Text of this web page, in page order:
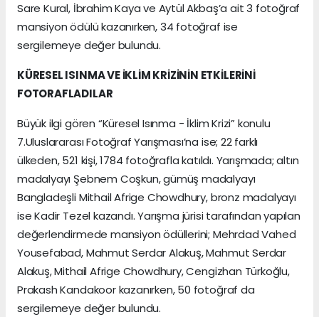
Sare Kural, İbrahim Kaya ve Aytül Akbaş’a ait 3 fotoğraf
mansiyon ödülü kazanırken, 34 fotoğraf ise
sergilemeye değer bulundu.
KÜRESEL ISINMA VE İKLİM KRİZİNİN ETKİLERİNİ
FOTORAFLADILAR
Büyük ilgi gören “Küresel Isınma - İklim Krizi” konulu
7.Uluslararası Fotoğraf Yarışması’na ise; 22 farklı
ülkeden, 521 kişi, 1784 fotoğrafla katıldı. Yarışmada; altın
madalyayı Şebnem Coşkun, gümüş madalyayı
Bangladeşli Mithail Afrige Chowdhury, bronz madalyayı
ise Kadir Tezel kazandı. Yarışma jürisi tarafından yapılan
değerlendirmede mansiyon ödüllerini; Mehrdad Vahed
Yousefabad, Mahmut Serdar Alakuş, Mahmut Serdar
Alakuş, Mithail Afrige Chowdhury, Cengizhan Türkoğlu,
Prakash Kandakoor kazanırken, 50 fotoğraf da
sergilemeye değer bulundu.